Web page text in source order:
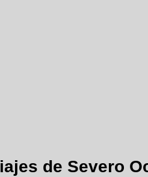
de Severo